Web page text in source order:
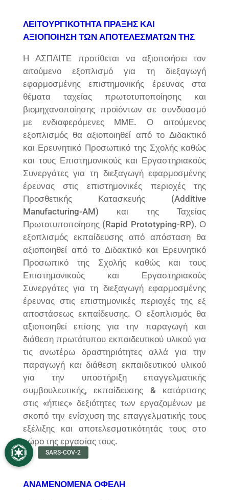
ΛΕΙΤΟΥΡΓΙΚΟΤΗΤΑ ΠΡΑΞΗΣ ΚΑΙ
ΑΞΙΟΠΟΙΗΣΗ ΤΩΝ ΑΠΟΤΕΛΕΣΜΑΤΩΝ ΤΗΣ
Η ΑΣΠΑΙΤΕ προτίθεται να αξιοποιήσει τον
αιτούμενο εξοπλισμό για τη διεξαγωγή
εφαρμοσμένης επιστημονικής έρευνας στα
θέματα ταχείας πρωτοτυποποίησης και
βιομηχανοποίησης προϊόντων σε συνδυασμό
με ενδιαφερόμενες ΜΜΕ. Ο αιτούμενος
εξοπλισμός θα αξιοποιηθεί από το Διδακτικό
και Ερευνητικό Προσωπικό της Σχολής καθώς
και τους Επιστημονικούς και Εργαστηριακούς
Συνεργάτες για τη διεξαγωγή εφαρμοσμένης
έρευνας στις επιστημονικές περιοχές της
Προσθετικής Κατασκευής (Additive
Manufacturing-AM) και της Ταχείας
Πρωτοτυποποίησης (Rapid Prototyping-RP). Ο
εξοπλισμός εκπαίδευσης από απόσταση θα
αξιοποιηθεί από το Διδακτικό και Ερευνητικό
Προσωπικό της Σχολής καθώς και τους
Επιστημονικούς και Εργαστηριακούς
Συνεργάτες για τη διεξαγωγή εφαρμοσμένης
έρευνας στις επιστημονικές περιοχές της εξ
αποστάσεως εκπαίδευσης. Ο εξοπλισμός θα
αξιοποιηθεί επίσης για την παραγωγή και
διάθεση πρωτότυπου εκπαιδευτικού υλικού για
τις ανωτέρω δραστηριότητες αλλά για την
παραγωγή και διάθεση εκπαιδευτικού υλικού
για την υποστήριξη επαγγελματικής
συμβουλευτικής, εκπαίδευσης & κατάρτισης
στις «ήπιες» δεξιότητες των εργαζομένων με
σκοπό την ενίσχυση της επαγγελματικής τους
εξέλιξης και αποτελεσματικότητάς τους στο
χώρο της εργασίας τους.
ΑΝΑΜΕΝΟΜΕΝΑ ΟΦΕΛΗ